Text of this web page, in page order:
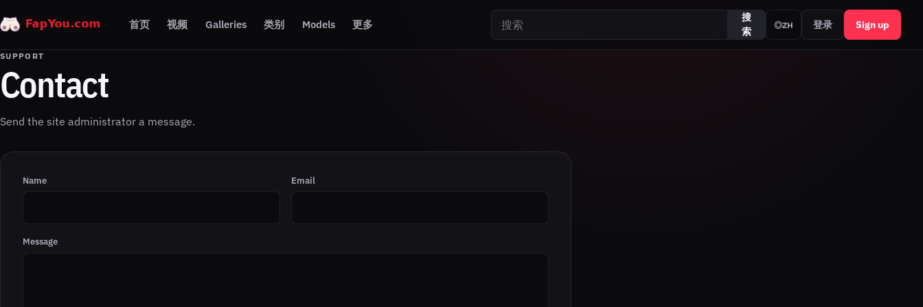
首页 视频 Galleries 类别 Models 更多
搜索
搜
索
◎ZH 登录 Sign up
SUPPORT
Contact
Send the site administrator a message.
Name Email
Message